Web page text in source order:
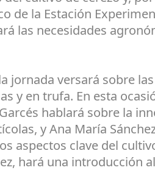
de la Estación
las necesidades
jornada versará sobre
y en trufa. En esta
hablará sobre la
y Ana María
aspectos clave del
hará una introducción